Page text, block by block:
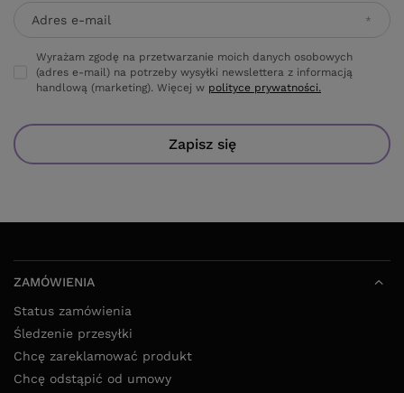
Adres e-mail
Wyrażam zgodę na przetwarzanie moich danych osobowych
(adres e-mail) na potrzeby wysyłki newslettera z informacją
handlową (marketing). Więcej w polityce prywatności.
Zapisz się
ZAMÓWIENIA
Status zamówienia
Śledzenie przesyłki
Chcę zareklamować produkt
Chcę odstąpić od umowy